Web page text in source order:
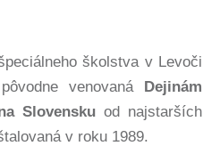
školstva v Levoči
venovaná Dejinám
Slovensku od najstarších
v roku 1989.